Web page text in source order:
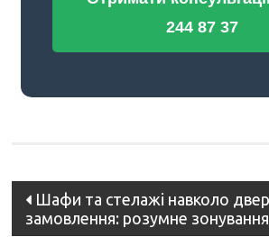
244 87 37
Post
navigation
Шафи та стелажі навколо
замовлення: розумне